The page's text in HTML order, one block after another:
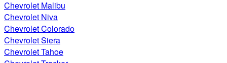
Chevrolet Malibu
Chevrolet Niva
Chevrolet Colorado
Chevrolet Siera
Chevrolet Tahoe